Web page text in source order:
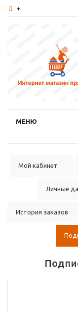
+
МЕНЮ
Мой кабинет
Личные
История заказов